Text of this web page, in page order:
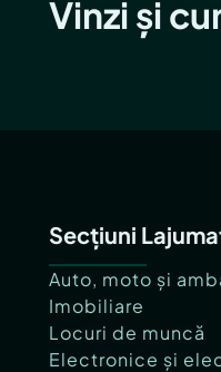
Vinzi și
Secțiuni
Auto, moto și
Imobiliare
Locuri de muncă
Electronice și